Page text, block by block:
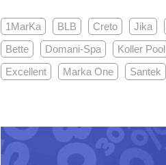
1MarKa BLB Creto Jika
Bette
Domani-Spa Koller Pool
Excellent
Marka One Santek